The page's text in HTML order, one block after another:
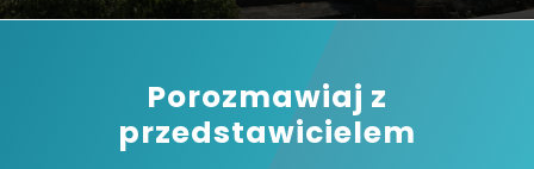
Porozmawiaj z
przedstawicielem